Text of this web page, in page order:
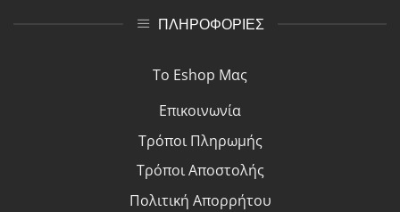
ΠΛΗΡΟΦΟΡΙΕΣ
Το Eshop Μας
Επικοινωνία
Τρόποι Πληρωμής
Τρόποι Αποστολής
Πολιτική Απορρήτου